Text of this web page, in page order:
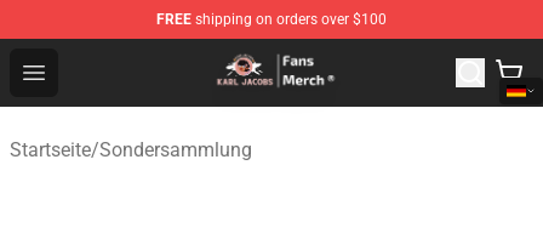
FREE shipping on orders over $100
Open menu
Karl Jacobs Store - Official Karl Jacobs Merchandise
Startseite/Sondersammlung